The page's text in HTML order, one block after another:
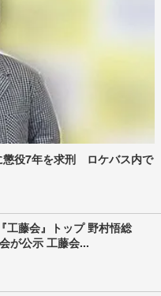
懲役7年を求刑 ロケバス内で
工藤会』トップ 野村悟総
が公示 工藤会...